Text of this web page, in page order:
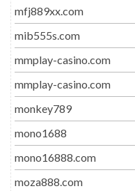
mfj889xx.com
mib555s.com
mmplay-casino.com
mmplay-casino.com
monkey789
mono1688
mono16888.com
moza888.com